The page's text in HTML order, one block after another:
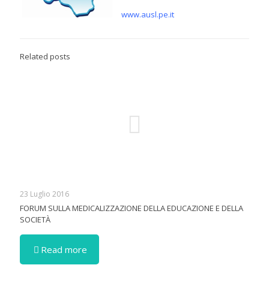
www.ausl.pe.it
Related posts
23 Luglio 2016
FORUM SULLA MEDICALIZZAZIONE DELLA EDUCAZIONE E DELLA
SOCIETÀ
Read more